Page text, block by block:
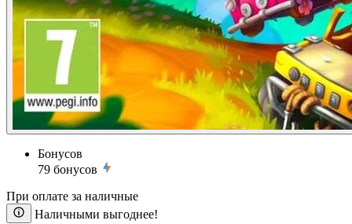
Бонусов
79 бонусов
При оплате за наличные
Наличными выгоднее!